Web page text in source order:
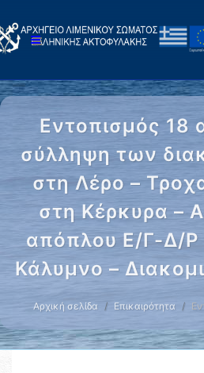
Εντοπισμός 18
σύλληψη των
στη Λέρο –
στη Κέρκυρα –
απόπλου Ε/Γ-Δ/Ρ
Κάλυμνο –
Αρχική σελίδα Επικαιρότητα